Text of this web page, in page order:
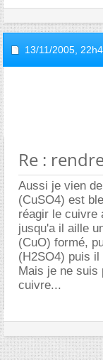
13/11/2005,
Re :
Aussi je vien
(CuSO4) est
réagir le cuivre
jusqu'a il aille
(CuO) formé,
(H2SO4) puis
Mais je ne suis
cuivre...